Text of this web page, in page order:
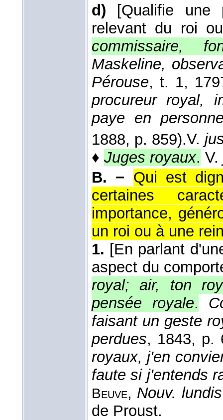
d)
[Qualifie une
relevant du roi
commissaire,
Maskeline,
Pérouse, t. 1,
procureur royal,
paye en
1888, p. 859).V.
♦ Juges royaux. V.
B. − Qui est
certaines
importance,
un roi ou à une
1. [En parlant
aspect du
royal; air, ton
pensée royale.
faisant un geste
perdues, 1843, p.
royaux, j'en
faute si j'entends
Beuve, Nouv. lundis
de Proust.